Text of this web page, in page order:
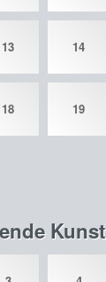
13 14
18 19
Kunst